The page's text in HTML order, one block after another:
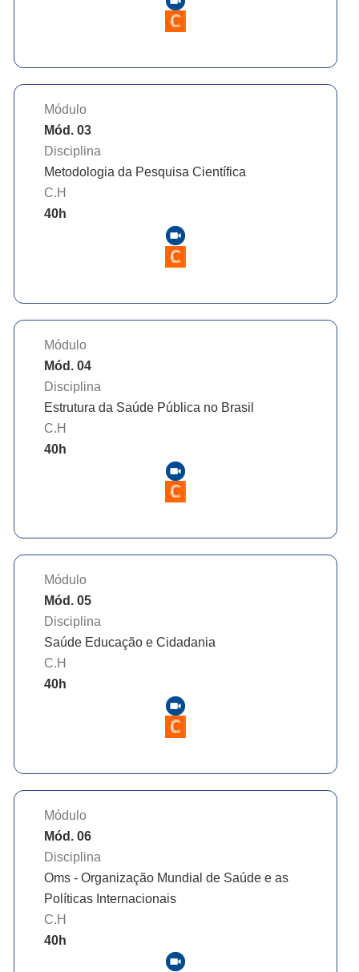
Módulo
Mód. 03
Disciplina
Metodologia da Pesquisa Científica
C.H
40h
Módulo
Mód. 04
Disciplina
Estrutura da Saúde Pública no Brasil
C.H
40h
Módulo
Mód. 05
Disciplina
Saúde Educação e Cidadania
C.H
40h
Módulo
Mód. 06
Disciplina
Oms - Organização Mundial de Saúde e as
Políticas Internacionais
C.H
40h